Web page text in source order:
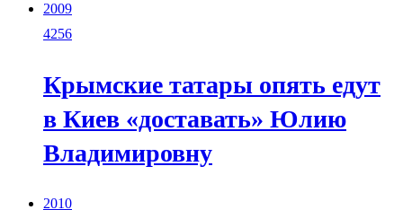
2009
4256
Крымские татары опять едут
в Киев «доставать» Юлию
Владимировну
2010